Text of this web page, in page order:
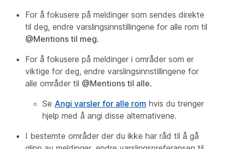
For å fokusere på meldinger som sendes direkte
til deg, endre varslingsinnstillingene for alle rom til
@Mentions til meg.
For å fokusere på meldinger i områder som er
viktige for deg, endre varslingsinnstillingene for
alle områder til @Mentions til alle.
Se Angi varsler for alle rom hvis du trenger
hjelp med å angi disse alternativene.
I bestemte områder der du ikke har råd til å gå